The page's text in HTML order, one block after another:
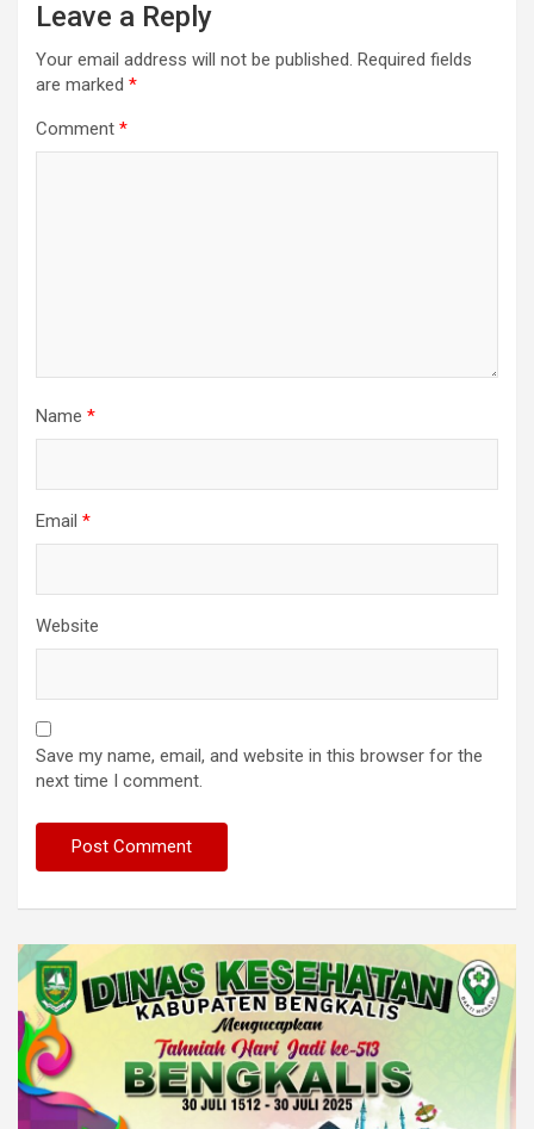
Leave a Reply
Your email address will not be published. Required fields
are marked *
Comment *
Name *
Email *
Website
Save my name, email, and website in this browser for the
next time I comment.